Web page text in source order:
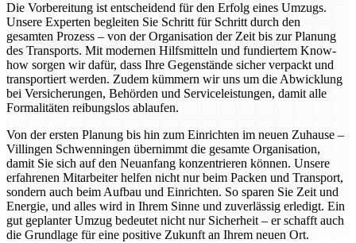
Die Vorbereitung ist entscheidend für den Erfolg eines Umzugs.
Unsere Experten begleiten Sie Schritt für Schritt durch den
gesamten Prozess – von der Organisation der Zeit bis zur Planung
des Transports. Mit modernen Hilfsmitteln und fundiertem Know-
how sorgen wir dafür, dass Ihre Gegenstände sicher verpackt und
transportiert werden. Zudem kümmern wir uns um die Abwicklung
bei Versicherungen, Behörden und Serviceleistungen, damit alle
Formalitäten reibungslos ablaufen.
Von der ersten Planung bis hin zum Einrichten im neuen Zuhause –
Villingen Schwenningen übernimmt die gesamte Organisation,
damit Sie sich auf den Neuanfang konzentrieren können. Unsere
erfahrenen Mitarbeiter helfen nicht nur beim Packen und Transport,
sondern auch beim Aufbau und Einrichten. So sparen Sie Zeit und
Energie, und alles wird in Ihrem Sinne und zuverlässig erledigt. Ein
gut geplanter Umzug bedeutet nicht nur Sicherheit – er schafft auch
die Grundlage für eine positive Zukunft an Ihrem neuen Ort.